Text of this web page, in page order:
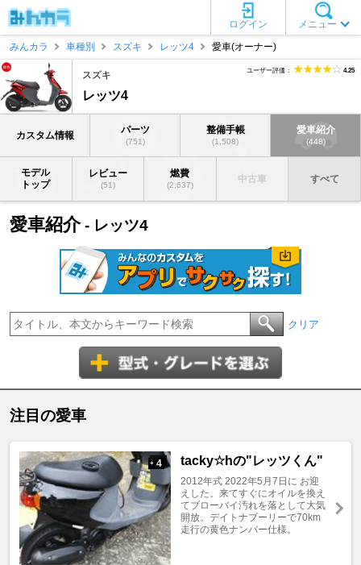
メニュー
ログイン
みんカラ
車種別 スズキ レッツ4 愛車(オーナー)
スズキ
レッツ4
ユーザー評価： 4.25
カスタム情報 パーツ
(751)
整備手帳
(1,508)
愛車紹介
(448)
モデル
トップ
レビュー
(51)
燃費
(2,637)
中古車 すべて
愛車紹介- レッツ4
クリア
注目の愛車
+ 4 tacky☆hの"レッツくん"
2012年式 2022年5月7日に お迎
えした。来てすぐにオイルを換え
てブローバイ汚れを落として大気
開放。デイトナプーリーで70km
走行の黄色ナンバー仕様。